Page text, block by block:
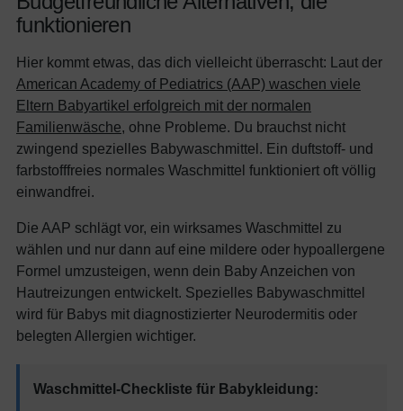
funktionieren
Hier kommt etwas, das dich vielleicht überrascht: Laut der
American Academy of Pediatrics (AAP) waschen viele
Eltern Babyartikel erfolgreich mit der normalen
Familienwäsche, ohne Probleme. Du brauchst nicht
zwingend spezielles Babywaschmittel. Ein duftstoff- und
farbstofffreies normales Waschmittel funktioniert oft völlig
einwandfrei.
Die AAP schlägt vor, ein wirksames Waschmittel zu
wählen und nur dann auf eine mildere oder hypoallergene
Formel umzusteigen, wenn dein Baby Anzeichen von
Hautreizungen entwickelt. Spezielles Babywaschmittel
wird für Babys mit diagnostizierter Neurodermitis oder
belegten Allergien wichtiger.
Waschmittel-Checkliste für Babykleidung: